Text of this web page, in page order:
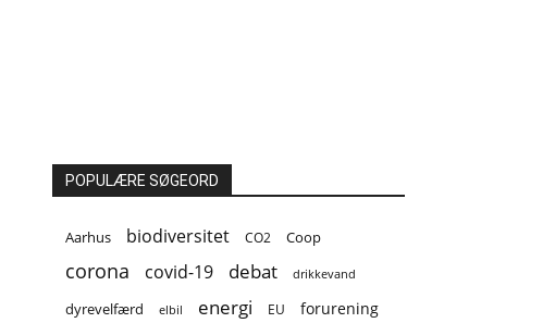
POPULÆRE SØGEORD
Aarhus biodiversitet CO2 Coop
corona covid-19 debat drikkevand
dyrevelfærd elbil energi EU forurening